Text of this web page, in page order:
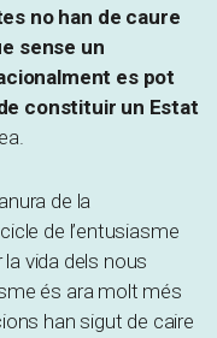
no han de caure
sense un
es pot
constituir un Estat
de la
de l’entusiasme
la vida dels nous
és ara molt més
han sigut de caire